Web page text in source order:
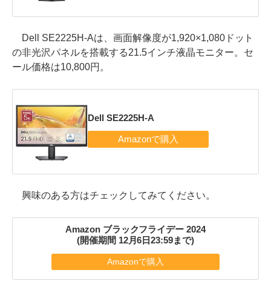
Dell SE2225H-Aは、画面解像度が1,920×1,080ドット
の非光沢パネルを搭載する21.5インチ液晶モニター。セ
ール価格は10,800円。
Dell SE2225H-A
興味のある方はチェックしてみてください。
Amazon ブラックフライデー 2024
(開催期間 12月6日23:59まで)
Amazonで購入